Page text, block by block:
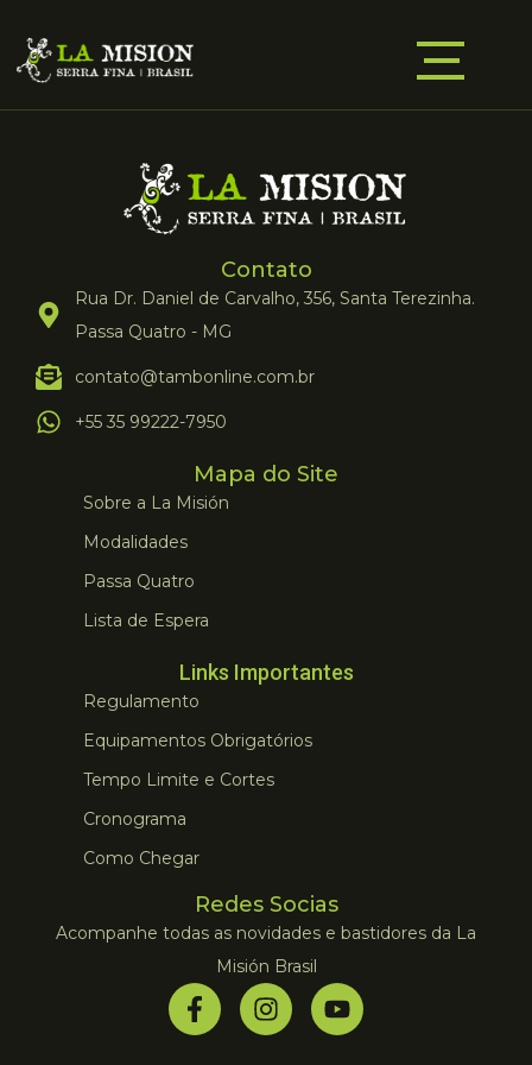
Contato
Rua Dr. Daniel de Carvalho, 356, Santa Terezinha.
Passa Quatro - MG
contato@tambonline.com.br
+55 35 99222-7950
Mapa do Site
Sobre a La Misión
Modalidades
Passa Quatro
Lista de Espera
Links Importantes
Regulamento
Equipamentos Obrigatórios
Tempo Limite e Cortes
Cronograma
Como Chegar
Redes Socias
Acompanhe todas as novidades e bastidores da La
Misión Brasil